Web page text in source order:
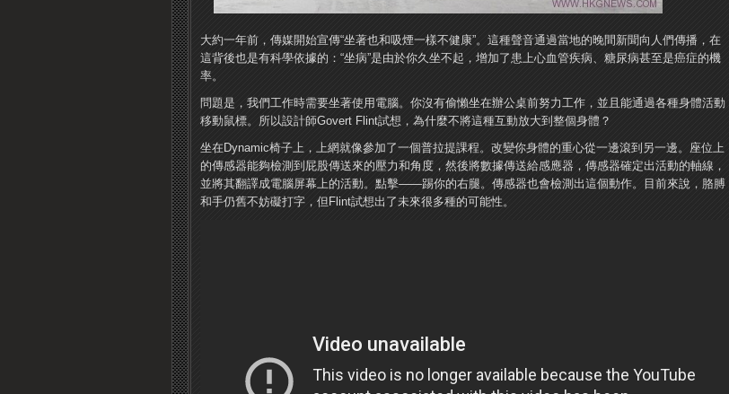
大約一年前，傳媒開始宣傳“坐著也和吸煙一樣不健康”。這種聲音通過當地的晚間新聞向人們傳播，在
這背後也是有科學依據的：“坐病”是由於你久坐不起，增加了患上心血管疾病、糖尿病甚至是癌症的機
率。
問題是，我們工作時需要坐著使用電腦。你沒有偷懶坐在辦公桌前努力工作，並且能通過各種身體活動
移動鼠標。所以設計師Govert Flint試想，為什麼不將這種互動放大到整個身體？
坐在Dynamic椅子上，上網就像參加了一個普拉提課程。改變你身體的重心從一邊滾到另一邊。座位上
的傳感器能夠檢測到屁股傳送來的壓力和角度，然後將數據傳送給感應器，傳感器確定出活動的軸線，
並將其翻譯成電腦屏幕上的活動。點擊——踢你的右腿。傳感器也會檢測出這個動作。目前來說，胳膊
和手仍舊不妨礙打字，但Flint試想出了未來很多種的可能性。